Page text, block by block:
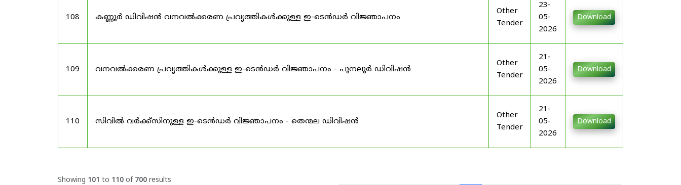
108 കണ്ണൂർ ഡിവിഷൻ വനവൽക്കരണ പ്രവൃത്തികൾക്കുള്ള ഇ-ടെൻഡർ വിജ്ഞാപനം
Other
Tender
23-
05-
2026
Download
109 വനവൽക്കരണ പ്രവൃത്തികൾക്കുള്ള ഇ-ടെൻഡർ വിജ്ഞാപനം - പുനലൂർ ഡിവിഷൻ
Other
Tender
21-
05-
2026
Download
110 സിവിൽ വർക്ക്സിനുള്ള ഇ-ടെൻഡർ വിജ്ഞാപനം - തെന്മല ഡിവിഷൻ
Other
Tender
21-
05-
2026
Download
Showing 101 to 110 of 700 results